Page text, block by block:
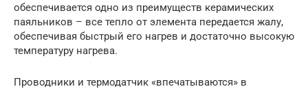
обеспечивается одно из преимуществ керамических
паяльников – все тепло от элемента передается жалу,
обеспечивая быстрый его нагрев и достаточно высокую
температуру нагрева.
Проводники и термодатчик «впечатываются» в